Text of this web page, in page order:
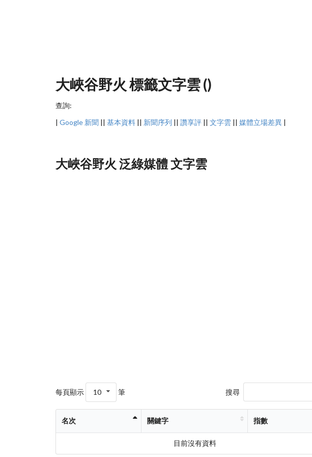
大峽谷野火 標籤文字雲 ()
查詢:
| Google 新聞|| 基本資料|| 新聞序列 || 讚享評|| 文字雲|| 媒體立場差異|
大峽谷野火 泛綠媒體 文字雲
每頁顯示 10 筆 搜尋
名次 關鍵字 指數
目前沒有資料